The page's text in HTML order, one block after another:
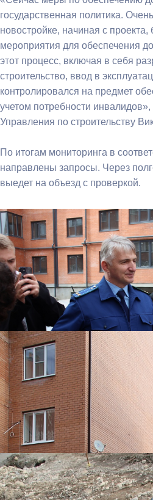
государственная политика.
новостройке, начиная с
мероприятия для обеспечения
этот процесс, включая в себя
строительство, ввод в
контролировался на предмет
учетом потребности
Управления по строительству
По итогам мониторинга в
направлены запросы. Через
выедет на объезд с проверкой.